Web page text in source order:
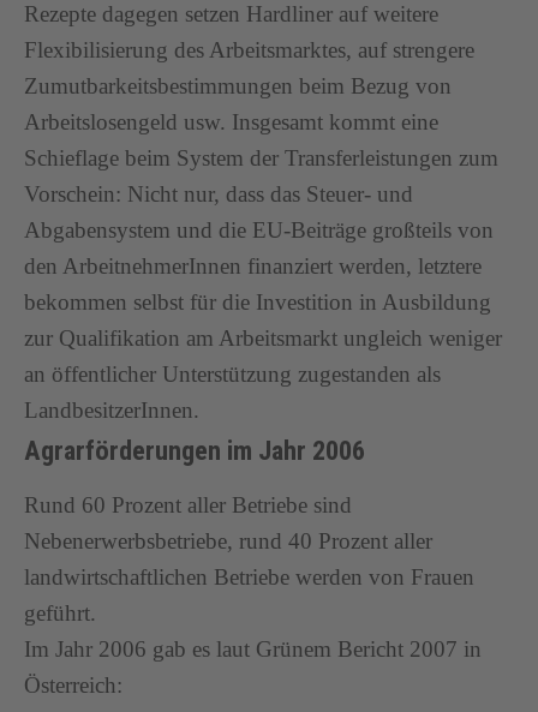
Rezepte dagegen setzen Hardliner auf weitere
Flexibilisierung des Arbeitsmarktes, auf strengere
Zumutbarkeitsbestimmungen beim Bezug von
Arbeitslosengeld usw. Insgesamt kommt eine
Schieflage beim System der Transferleistungen zum
Vorschein: Nicht nur, dass das Steuer- und
Abgabensystem und die EU-Beiträge großteils von
den ArbeitnehmerInnen finanziert werden, letztere
bekommen selbst für die Investition in Ausbildung
zur Qualifikation am Arbeitsmarkt ungleich weniger
an öffentlicher Unterstützung zugestanden als
LandbesitzerInnen.
Agrarförderungen im Jahr 2006
Rund 60 Prozent aller Betriebe sind
Nebenerwerbsbetriebe, rund 40 Prozent aller
landwirtschaftlichen Betriebe werden von Frauen
geführt.
Im Jahr 2006 gab es laut Grünem Bericht 2007 in
Österreich: